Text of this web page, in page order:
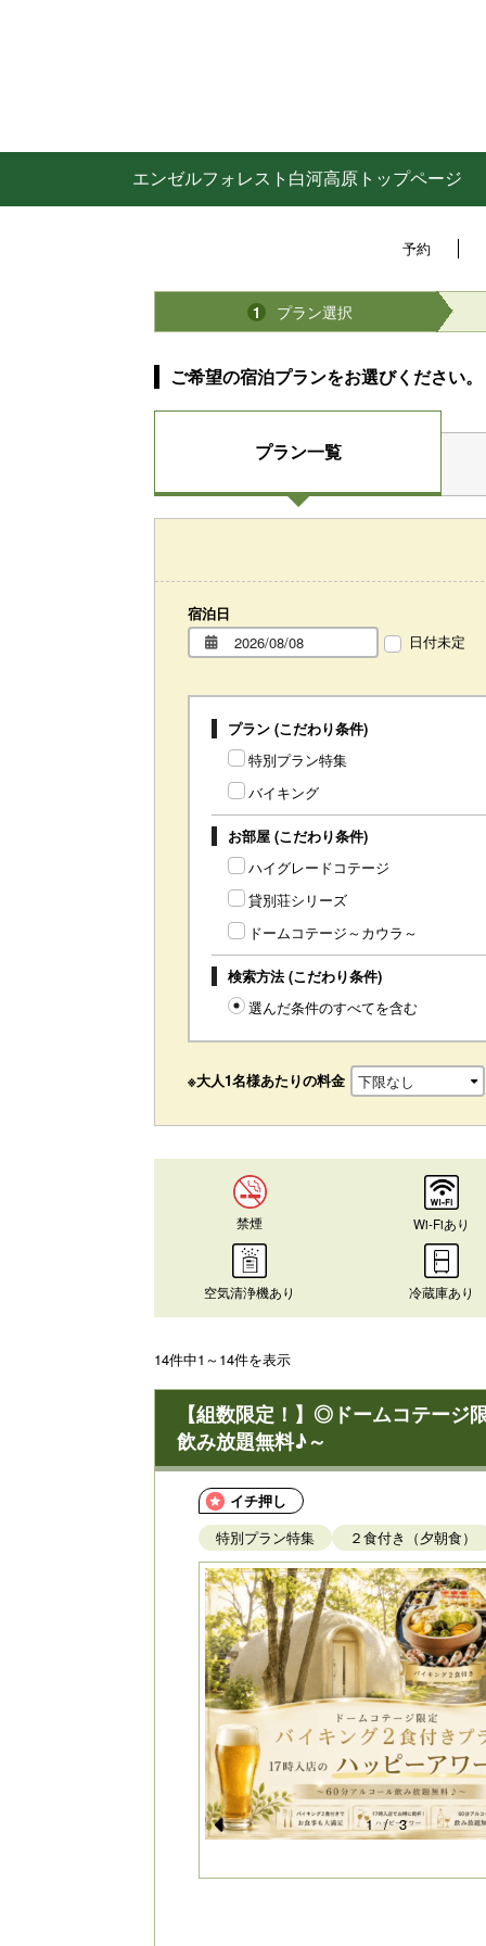
エンゼルフォレスト白河高原トップページ
予約
1 プラン選択
ご希望の宿泊プランをお選びください。
プラン一覧
宿泊日
日付未定
プラン (こだわり条件)
特別プラン特集
バイキング
お部屋 (こだわり条件)
ハイグレードコテージ
貸別荘シリーズ
ドームコテージ～カウラ～
検索方法 (こだわり条件)
選んだ条件のすべてを含む
※大人1名様あたりの料金
禁煙 Wi-Fiあり
空気清浄機あり 冷蔵庫あり
14件中1～14件を表示
【組数限定！】◎ドームコテー
飲み放題無料♪～
イチ押し
特別プラン特集
２食付き（夕朝食）
e
1 / 3